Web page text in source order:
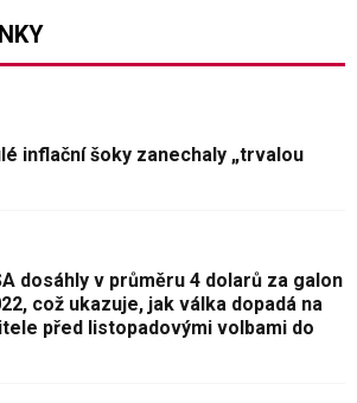
inflační šoky zanechaly „trvalou
dosáhly v průměru 4 dolarů za galon
což ukazuje, jak válka dopadá na
před listopadovými volbami do